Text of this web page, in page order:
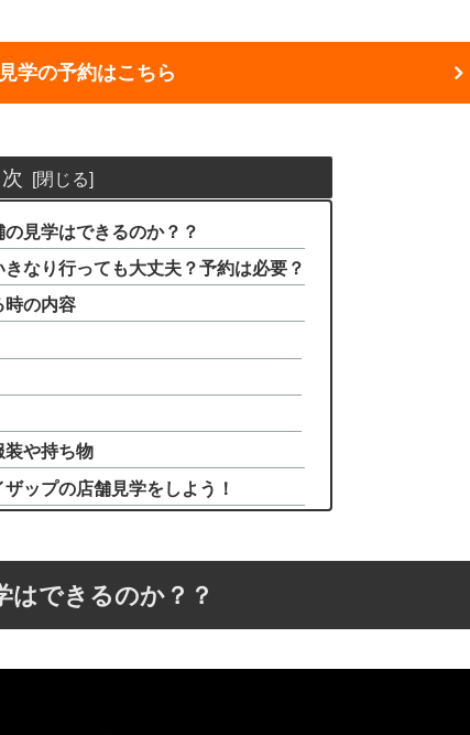
学の予約はこちら
見学はできるのか？？
なり行っても大丈夫？予約は必要？
時の内容
装や持ち物
ップの店舗見学をしよう！
はできるのか？？